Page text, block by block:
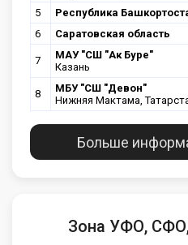
5
Республика
6
Саратовская область
7
МАУ "СШ "Ак Буре"
Казань
8
МБУ "СШ "Девон"
Нижняя Мактама,
Больше
Зона УФО,